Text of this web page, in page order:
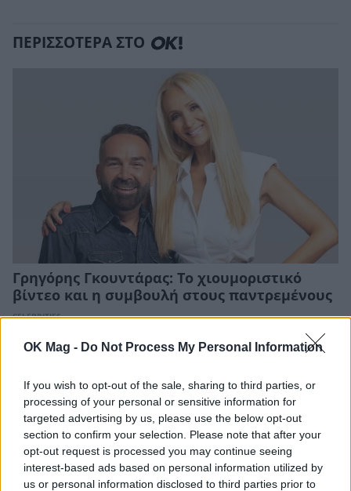
OK Mag - Do Not Process My Personal Information
If you wish to opt-out of the sale, sharing to third parties, or
processing of your personal or sensitive information for
targeted advertising by us, please use the below opt-out
section to confirm your selection. Please note that after your
opt-out request is processed you may continue seeing
interest-based ads based on personal information utilized by
us or personal information disclosed to third parties prior to
ΠΕΡΙΣΣΟΤΕΡΑ ΣΤΟ
Γρηγόρης Γκουντάρας: Το χιουμοριστικό
βίντεο και η συμβουλή στους παντρεμένους
CELEBRITIES